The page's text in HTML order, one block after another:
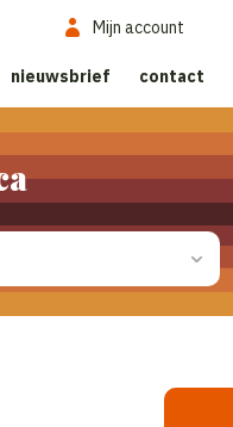
Mijn account
nieuwsbrief contact